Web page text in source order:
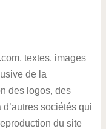
textes, images
de la
des logos, des
sociétés qui
du site